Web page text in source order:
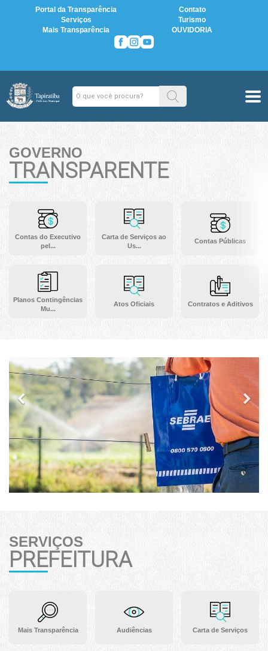
Portal da Transparência
Contato
Serviços
Turismo
Mais Transparência
OUVIDORIA
GOVERNO
TRANSPARENTE
Contas do Executivo
pel...
Planos Contingências
Mu...
Carta de Serviços ao
Us...
Atos Oficiais
Contas Públicas
Contratos e Aditivos
Previous
SERVIÇOS
PREFEITURA
Mais Transparência Audiências Carta de Serviços